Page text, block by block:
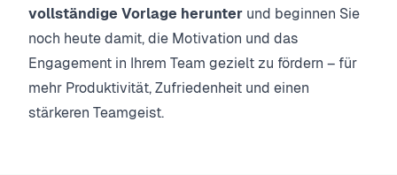
vollständige Vorlage herunter und beginnen Sie
noch heute damit, die Motivation und das
Engagement in Ihrem Team gezielt zu fördern – für
mehr Produktivität, Zufriedenheit und einen
stärkeren Teamgeist.